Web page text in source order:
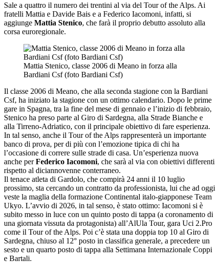
Sale a quattro il numero dei trentini al via del Tour of the Alps. Ai
fratelli Mattia e Davide Bais e a Federico Iacomoni, infatti, si
aggiunge Mattia Stenico, che farà il proprio debutto assoluto alla
corsa euroregionale.
Mattia Stenico, classe 2006 di Meano in forza alla
Bardiani Csf (foto Bardiani Csf)
Il classe 2006 di Meano, che alla seconda stagione con la Bardiani
Csf, ha iniziato la stagione con un ottimo calendario. Dopo le prime
gare in Spagna, tra la fine del mese di gennaio e l’inizio di febbraio,
Stenico ha preso parte al Giro di Sardegna, alla Strade Bianche e
alla Tirreno-Adriatico, con il principale obiettivo di fare esperienza.
In tal senso, anche il Tour of the Alps rappresenterà un importante
banco di prova, per di più con l’emozione tipica di chi ha
l’occasione di correre sulle strade di casa. Un’esperienza nuova
anche perFederico Iacomoni, che sarà al via con obiettivi differenti
rispetto al diciannovenne conterraneo.
Il tenace atleta di Gardolo, che compirà 24 anni il 10 luglio
prossimo, sta cercando un contratto da professionista, lui che ad oggi
veste la maglia della formazione Continental italo-giapponese Team
Ukyo. L’avvio di 2026, in tal senso, è stato ottimo: Iacomoni si è
subito messo in luce con un quinto posto di tappa (a coronamento di
una giornata vissuta da protagonista) all’AlUla Tour, gara Uci 2.Pro
come il Tour of the Alps. Poi c’è stata una doppia top 10 al Giro di
Sardegna, chiuso al 12° posto in classifica generale, a precedere un
sesto e un quarto posto di tappa alla Settimana Internazionale Coppi
e Bartali.